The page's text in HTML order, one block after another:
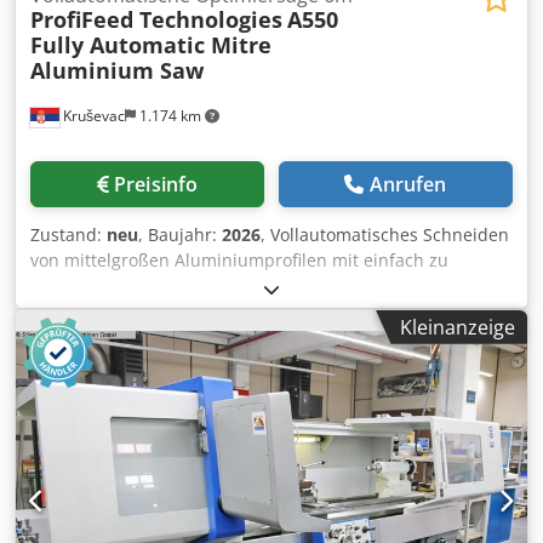
Kruševac 1.174 km
ProfiFeed TechnologiesA550
Fully Automatic Mitre
Aluminium Saw
Preisinfo Anrufen
Zustand: neu, Baujahr: 2026, Vollautomatisches Schneiden
von mittelgroßen Aluminiumprofilen mit einfach zu
bedienender Automatisierung. Legen Sie ein beliebiges
Aluminiumprofil ab, die Maschine erkennt es automatisch
und schneidet es mit hochpräziser servomotorischer
Materialpositionierung in Aufträge. Excel-Auftragslisten
WIFI-Eingabe für die rationelle Eingabe von großen
Zuschnittlisten. Ein Lasersensor misst die Länge jedes
Aluminiumstücks, das Sie zum Schneiden auflegen,
unabhängig von seiner Länge. Unser leistungsstarker
Optimierungsalgorithmus errechnet im Handumdrehen
die beste Reihenfolge der Teile, um möglichst wenig Abfall
Kleinanzeige